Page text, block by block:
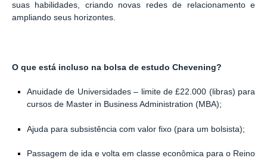
suas habilidades, criando novas redes de relacionamento e
ampliando seus horizontes.
O que está incluso na bolsa de estudo Chevening?
Anuidade de Universidades– limite de £22.000 (libras) para
cursos de Master in Business Administration (MBA);
Ajuda para subsistência com valor fixo (para um bolsista);
Passagem de ida e volta em classe econômica para o Reino